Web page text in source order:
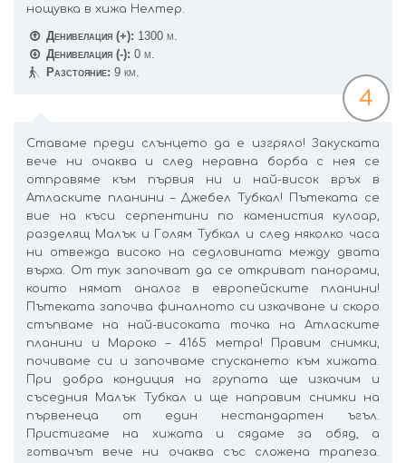
нощувка в хижа Нелтер.
Денивелация (+): 1300 м.
Денивелация (-): 0 м.
Разстояние: 9 км.
4
Ставаме преди слънцето да е изгряло! Закуската
вече ни очаква и след неравна борба с нея се
отправяме към първия ни и най-висок връх в
Атласките планини – Джебел Тубкал! Пътеката се
вие на къси серпентини по каменистия кулоар,
разделящ Малък и Голям Тубкал и след няколко часа
ни отвежда високо на седловината между двата
върха. От тук започват да се откриват панорами,
които нямат аналог в европейските планини!
Пътеката започва финалното си изкачване и скоро
стъпваме на най-високата точка на Атласките
планини и Мароко – 4165 метра! Правим снимки,
почиваме си и започваме спускането към хижата.
При добра кондиция на групата ще изкачим и
съседния Малък Тубкал и ще направим снимки на
първенеца от един нестандартен ъгъл.
Пристигаме на хижата и сядаме за обяд, a
готвачът вече ни очаква със сложена трапеза.